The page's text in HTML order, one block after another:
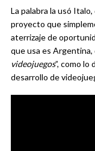
La palabra la usó
proyecto que
aterrizaje de
que usa es Argentina,
videojuegos”, como
desarrollo de